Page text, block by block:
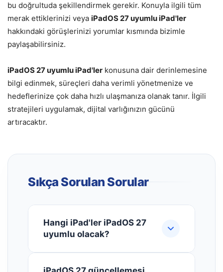
bu doğrultuda şekillendirmek gerekir. Konuyla ilgili tüm
merak ettiklerinizi veya iPadOS 27 uyumlu iPad'ler
hakkındaki görüşlerinizi yorumlar kısmında bizimle
paylaşabilirsiniz.
iPadOS 27 uyumlu iPad'ler konusuna dair derinlemesine
bilgi edinmek, süreçleri daha verimli yönetmenize ve
hedeflerinize çok daha hızlı ulaşmanıza olanak tanır. İlgili
stratejileri uygulamak, dijital varlığınızın gücünü
artıracaktır.
Sıkça Sorulan Sorular
Hangi iPad'ler iPadOS 27
uyumlu olacak?